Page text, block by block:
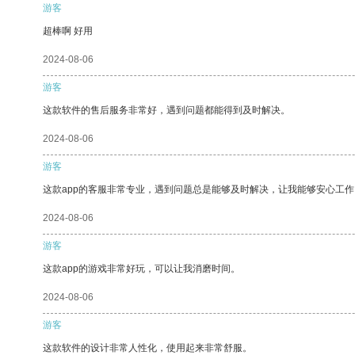
游客
超棒啊 好用
2024-08-06
游客
这款软件的售后服务非常好，遇到问题都能得到及时解决。
2024-08-06
游客
这款app的客服非常专业，遇到问题总是能够及时解决，让我能够安心工
2024-08-06
游客
这款app的游戏非常好玩，可以让我消磨时间。
2024-08-06
游客
这款软件的设计非常人性化，使用起来非常舒服。